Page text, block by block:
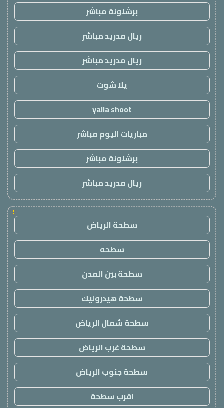
برشلونة مباشر
ريال مدريد مباشر
ريال مدريد مباشر
يلا شوت
yalla shoot
مباريات اليوم مباشر
برشلونة مباشر
ريال مدريد مباشر
!
سطحة الرياض
سطحه
سطحة بين المدن
سطحة هيدروليك
سطحة شمال الرياض
سطحة غرب الرياض
سطحة جنوب الرياض
اقرب سطحة